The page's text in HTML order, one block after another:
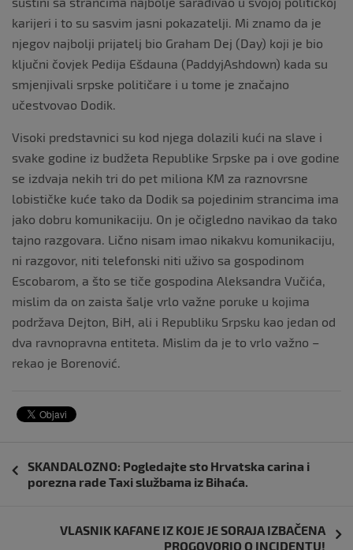
karijeri i to su sasvim jasni pokazatelji. Mi znamo da je
njegov najbolji prijatelj bio Graham Dej (Day) koji je bio
ključni čovjek Pedija Ešdauna (PaddyjAshdown) kada su
smjenjivali srpske političare i u tome je značajno
učestvovao Dodik.
Visoki predstavnici su kod njega dolazili kući na slave i
svake godine iz budžeta Republike Srpske pa i ove godine
se izdvaja nekih tri do pet miliona KM za raznovrsne
lobističke kuće tako da Dodik sa pojedinim strancima ima
jako dobru komunikaciju. On je očigledno navikao da tako
tajno razgovara. Lično nisam imao nikakvu komunikaciju,
ni razgovor, niti telefonski niti uživo sa gospodinom
Escobarom, a što se tiče gospodina Aleksandra Vučića,
mislim da on zaista šalje vrlo važne poruke u kojima
podržava Dejton, BiH, ali i Republiku Srpsku kao jedan od
dva ravnopravna entiteta. Mislim da je to vrlo važno –
rekao je Borenović.
objava
SKANDALOZNO: Pogledajte sto Hrvatska carina i
porezna rade Taxi službama iz Bihaća.
VLASNIK KAFANE IZ KOJE JE SORAJA IZBAČENA
PROGOVORIO O INCIDENTU!